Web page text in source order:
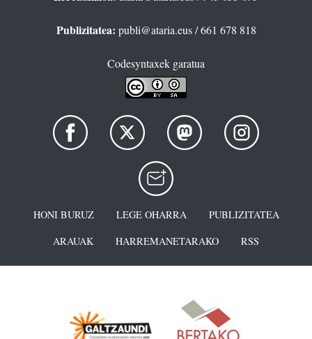
Publizitatea: publi@ataria.eus/ 661 678 818
Codesyntaxek garatua
HONI BURUZ LEGE OHARRA
PUBLIZITATEA
ARAUAK
HARREMANETARAKO RSS